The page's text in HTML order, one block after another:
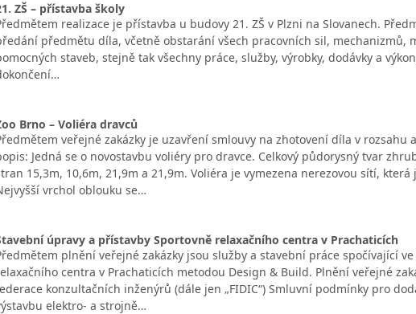
ZŠ – přístavba školy
realizace je přístavba u budovy 21. ZŠ v Plzni na Slovanech.
předmětu díla, včetně obstarání všech pracovních sil, mechanizmů,
staveb, stejně tak všechny práce, služby, výrobky, dodávky a
Brno – Voliéra dravců
veřejné zakázky je uzavření smlouvy na zhotovení díla v rozsahu a
Jedná se o novostavbu voliéry pro dravce. Celkový půdorysný tvar
15,3m, 10,6m, 21,9m a 21,9m. Voliéra je vymezena nerezovou sítí,
vrchol oblouku se…
úpravy a přístavby Sportovně relaxačního centra v Prachaticích
plnění veřejné zakázky jsou služby a stavební práce spočívající
centra v Prachaticích metodou Design & Build. Plnění veřejné
konzultačních inženýrů (dále jen „FIDIC“) Smluvní podmínky pro
elektro- a strojně…